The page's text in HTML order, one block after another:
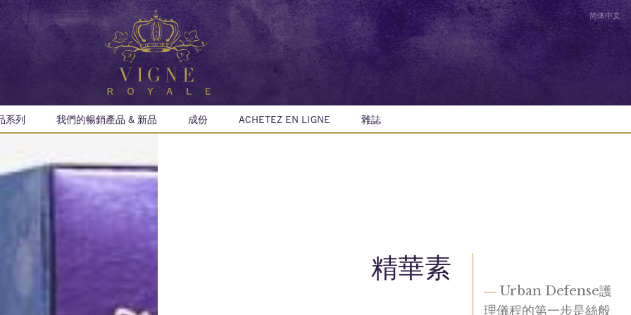
简体中文
系列 我們的暢銷產品 & 新品 成份 ACHETEZ EN LIGNE 雜誌
精華素
— Urban Defense護
理儀程的第一步是絲般